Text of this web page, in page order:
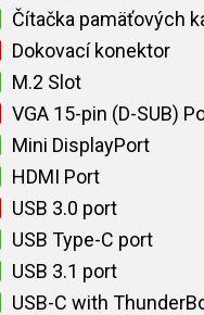
Čítačka pamäťových
Dokovací konektor
M.2 Slot
VGA 15-pin (D-SUB)
Mini DisplayPort
HDMI Port
USB 3.0 port
USB Type-C port
USB 3.1 port
USB-C with